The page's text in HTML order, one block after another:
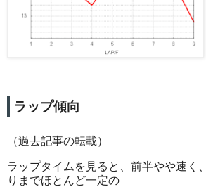
ラップ傾向
（過去記事の転載）
ラップタイムを見ると、前半やや速く
りまでほとんど一定の